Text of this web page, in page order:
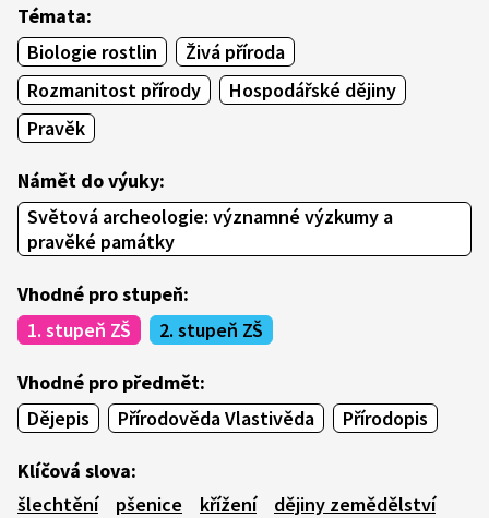
Témata:
Biologie rostlin
Živá příroda
Rozmanitost přírody
Hospodářské dějiny
Pravěk
Námět do výuky:
Světová archeologie: významné výzkumy a
pravěké památky
Vhodné pro stupeň:
1. stupeň ZŠ
2. stupeň ZŠ
Vhodné pro předmět:
Dějepis
Přírodověda Vlastivěda Přírodopis
Klíčová slova:
šlechtění
pšenice křížení
dějiny zemědělství